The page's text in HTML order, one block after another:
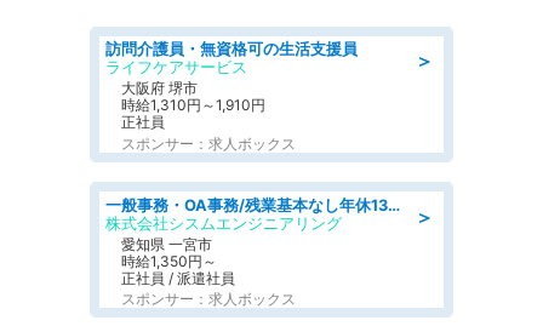
＞
訪問介護員・無資格可の生活支援員
ライフケアサービス
大阪府 堺市
時給1,310円～1,910円
正社員
スポンサー：求人ボックス
＞
一般事務・OA事務/残業基本なし年休130日社保完備の一般・調達事務
株式会社シスムエンジニアリング
愛知県 一宮市
時給1,350円～
正社員 / 派遣社員
スポンサー：求人ボックス